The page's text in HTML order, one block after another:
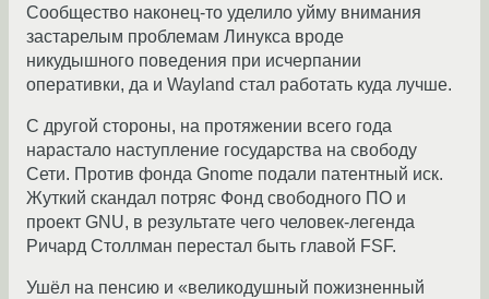
Сообщество наконец-то уделило уйму внимания
застарелым проблемам Линукса вроде
никудышного поведения при исчерпании
оперативки, да и Wayland стал работать куда лучше.
С другой стороны, на протяжении всего года
нарастало наступление государства на свободу
Сети. Против фонда Gnome подали патентный иск.
Жуткий скандал потряс Фонд свободного ПО и
проект GNU, в результате чего человек-легенда
Ричард Столлман перестал быть главой FSF.
Ушёл на пенсию и «великодушный пожизненный